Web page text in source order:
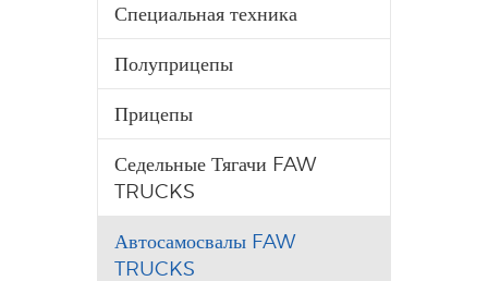
Специальная техника
Полуприцепы
Прицепы
Седельные Тягачи FAW
TRUCKS
Автосамосвалы FAW
TRUCKS